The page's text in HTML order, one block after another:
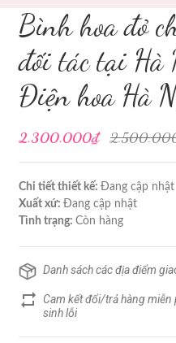
Bình hoa đỏ
đối tác tại
Điện hoa Hà
2.300.000₫
Chi tiết thiết kế: Đang cập nhật
Xuất xứ: Đang cập nhật
Tình trạng: Còn hàng
Danh sách các địa điểm
Cam kết đổi/trả hàng miễn
sinh lỗi